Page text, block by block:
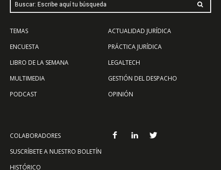
Buscar: Escribe aquí tu búsqueda
TEMAS
ENCUESTA
LIBRO DE LA SEMANA
MULTIMEDIA
PODCAST
ACTUALIDAD JURÍDICA
PRÁCTICA JURÍDICA
LEGALTECH
GESTIÓN DEL DESPACHO
OPINIÓN
COLABORADORES
SUSCRÍBETE A NUESTRO BOLETÍN
HISTÓRICO